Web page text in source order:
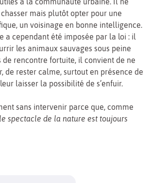
mais plutôt opter pour une
un voisinage en bonne intelligence.
a cependant été imposée par la loi : il
les animaux sauvages sous peine
de rencontre fortuite, il convient de ne
de rester calme, surtout en présence de
laisser la possibilité de s’enfuir.
sans intervenir parce que, comme
le spectacle de la nature est toujours